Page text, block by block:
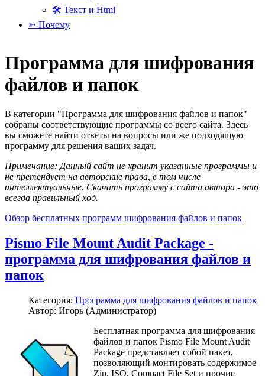
🛠 Текст и Html
➳ Почему
Программа для шифрования
файлов и папок
В категории "Программа для шифрования файлов и папок"
собраны соответствующие программы со всего сайта. Здесь
вы сможете найти ответы на вопросы или же подходящую
программу для решения ваших задач.
Примечание: Данный сайт не хранит указанные программы и
не претендует на авторские права, в том числе
интеллектуальные. Скачать программу с сайта автора - это
всегда правильный ход.
Обзор бесплатных программ шифрования файлов и папок
Pismo File Mount Audit Package -
программа для шифрования файлов и
папок
Категория: Программа для шифрования файлов и папок
Автор: Игорь (Администратор)
Бесплатная программа для шифрования
файлов и папок Pismo File Mount Audit
Package представляет собой пакет,
позволяющий монтировать содержимое
Zip, ISO, Compact File Set и прочие